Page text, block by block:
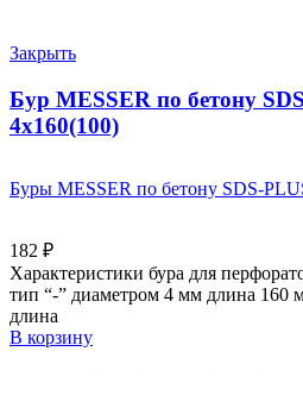
Закрыть
Бур MESSER по бетону
4х160(100)
Буры MESSER по бетону SDS-
182 ₽
Характеристики бура для
тип “-” диаметром 4 мм длина
длина
В корзину